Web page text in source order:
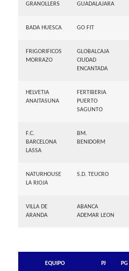
GRANOLLERS GUADALAJARA
BADA HUESCA GO FIT
FRIGORIFICOS
MORRAZO
GLOBALCAJA
CIUDAD
ENCANTADA
HELVETIA
ANAITASUNA
FERTIBERIA
PUERTO
SAGUNTO
F.C.
BARCELONA
LASSA
BM.
BENIDORM
NATURHOUSE
LA RIOJA
S.D. TEUCRO
VILLA DE
ARANDA
ABANCA
ADEMAR LEON
EQUIPO PJ PG